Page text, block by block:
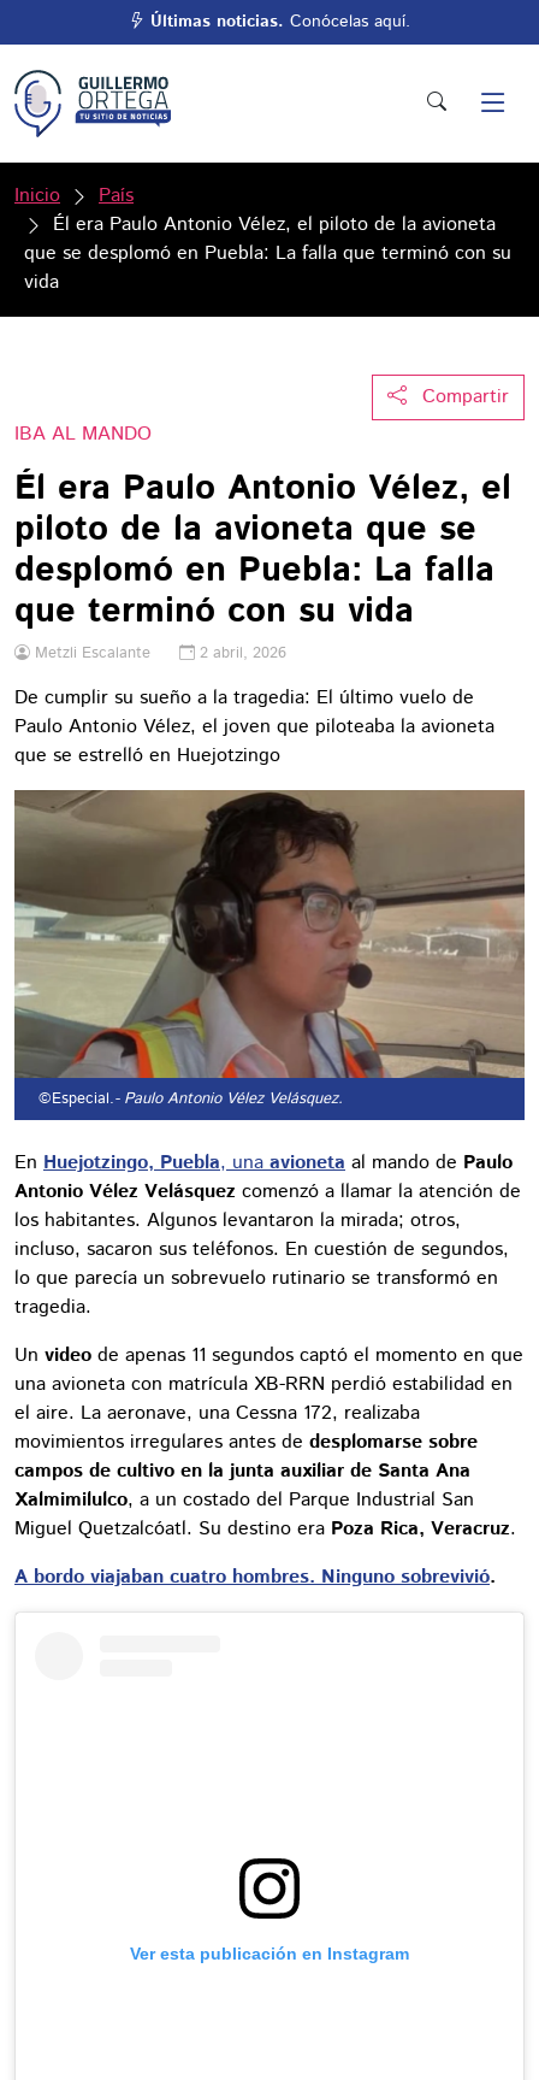
Últimas noticias. Conócelas aquí.
Inicio
País
Él era Paulo Antonio Vélez, el piloto de la avioneta
que se desplomó en Puebla: La falla que terminó con su
vida
Compartir
IBA AL MANDO
Él era Paulo Antonio Vélez, el
piloto de la avioneta que se
desplomó en Puebla: La falla
que terminó con su vida
Metzli Escalante 2 abril, 2026
De cumplir su sueño a la tragedia: El último vuelo de
Paulo Antonio Vélez, el joven que piloteaba la avioneta
que se estrelló en Huejotzingo
©Especial.- Paulo Antonio Vélez Velásquez.
En Huejotzingo, Puebla, una avioneta al mando de Paulo
Antonio Vélez Velásquez comenzó a llamar la atención de
los habitantes. Algunos levantaron la mirada; otros,
incluso, sacaron sus teléfonos. En cuestión de segundos,
lo que parecía un sobrevuelo rutinario se transformó en
tragedia.
Un video de apenas 11 segundos captó el momento en que
una avioneta con matrícula XB-RRN perdió estabilidad en
el aire. La aeronave, una Cessna 172, realizaba
movimientos irregulares antes de desplomarse sobre
campos de cultivo en la junta auxiliar de Santa Ana
Xalmimilulco, a un costado del Parque Industrial San
Miguel Quetzalcóatl. Su destino era Poza Rica, Veracruz.
A bordo viajaban cuatro hombres. Ninguno sobrevivió.
Ver esta publicación en Instagram